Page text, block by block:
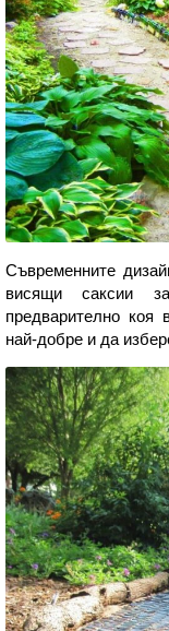
Съвременните
висящи саксии
предварително коя
най-добре и да